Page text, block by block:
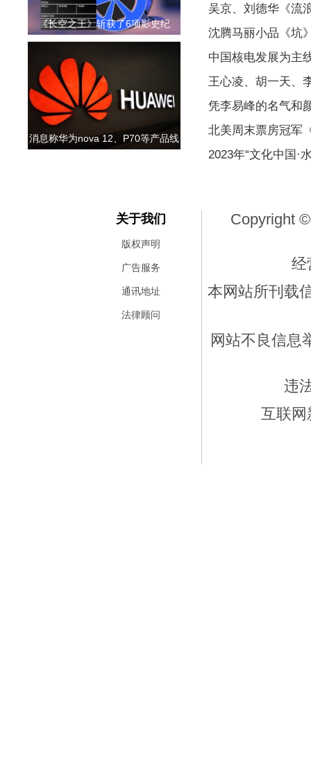
《长空之王》斩获了6项影史纪
消息称华为nova 12、P70等产品线
吴京、刘德华《流
沈腾马丽小品《坑
中国核电发展为主
王心凌、胡一天、
凭李易峰的名气和
北美周末票房冠军
2023年“文化中国·
关于我们
版权声明
广告服务
通讯地址
法律顾问
Copyright
经
本网站所刊载
网站不良信息
违
互联网